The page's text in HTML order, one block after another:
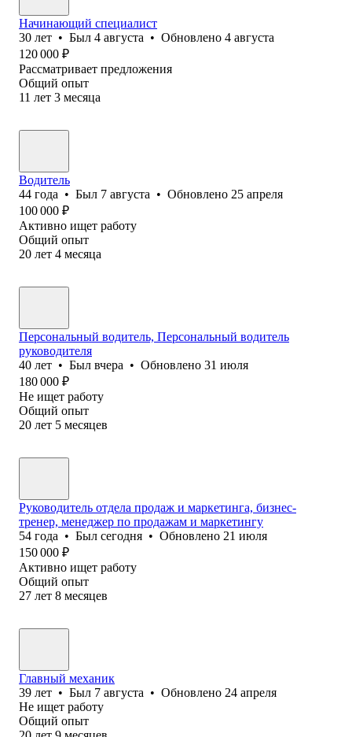
Начинающий специалист
30 лет • Был 4 августа • Обновлено 4 августа
120 000 ₽
Рассматривает предложения
Общий опыт
11 лет 3 месяца
Водитель
44 года • Был 7 августа • Обновлено 25 апреля
100 000 ₽
Активно ищет работу
Общий опыт
20 лет 4 месяца
Персональный водитель, Персональный водитель
руководителя
40 лет • Был вчера • Обновлено 31 июля
180 000 ₽
Не ищет работу
Общий опыт
20 лет 5 месяцев
Руководитель отдела продаж и маркетинга, бизнес-
тренер, менеджер по продажам и маркетингу
54 года • Был сегодня • Обновлено 21 июля
150 000 ₽
Активно ищет работу
Общий опыт
27 лет 8 месяцев
Главный механик
39 лет • Был 7 августа • Обновлено 24 апреля
Не ищет работу
Общий опыт